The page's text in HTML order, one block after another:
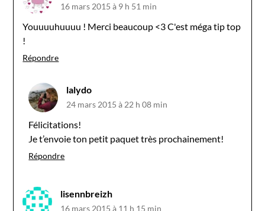
16 mars 2015 à 9 h 51 min
Youuuuhuuuu ! Merci beaucoup <3 C'est méga tip top
!
Répondre
lalydo
24 mars 2015 à 22 h 08 min
Félicitations!
Je t’envoie ton petit paquet très prochainement!
Répondre
lisennbreizh
16 mars 2015 à 11 h 15 min